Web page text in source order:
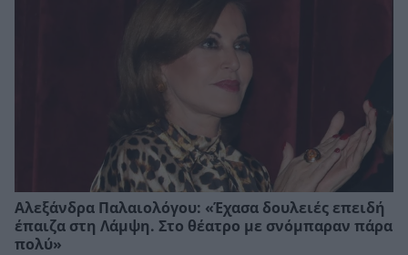
Αλεξάνδρα Παλαιολόγου: «Έχασα δουλειές επειδή
έπαιζα στη Λάμψη. Στο θέατρο με σνόμπαραν πάρα
πολύ»